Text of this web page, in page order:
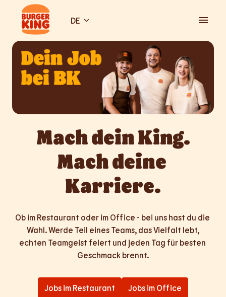
springenStartseite DE
Mach dein King.
Mach deine
Karriere.
Ob im Restaurant oder im Office - bei uns hast du die
Wahl. Werde Teil eines Teams, das Vielfalt lebt,
echten Teamgeist feiert und jeden Tag für besten
Geschmack brennt.
Jobs im Restaurant Jobs im Office